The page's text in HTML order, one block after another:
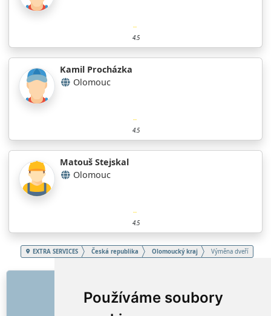
Používáme soubory
4.5
Kamil Procházka
Olomouc
4.5
Matouš Stejskal
Olomouc
4.5
EXTRA SERVICES Česká republika Olomoucký kraj Výměna dveří
O nás